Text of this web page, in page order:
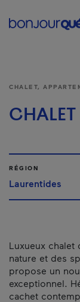
CHALET,
RÉGION
Laurentides
Luxueux
nature et des
propose un
exceptionnel.
cachet